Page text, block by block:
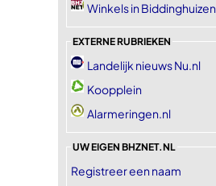
Winkels in Biddinghuizen
EXTERNE RUBRIEKEN
Landelijk nieuws Nu.nl
Koopplein
Alarmeringen.nl
UW EIGEN BHZNET.NL
Registreer een naam